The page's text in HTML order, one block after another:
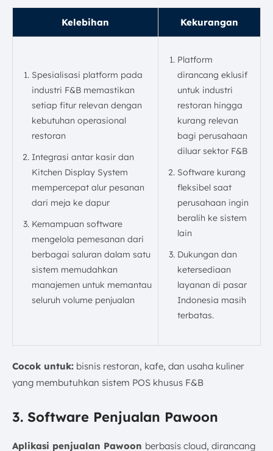
Kelebihan Kekurangan
Spesialisasi platform pada
industri F&B memastikan
setiap fitur relevan dengan
kebutuhan operasional
restoran
Integrasi antar kasir dan
Kitchen Display System
mempercepat alur pesanan
dari meja ke dapur
Kemampuan software
mengelola pemesanan dari
berbagai saluran dalam satu
sistem memudahkan
manajemen untuk memantau
seluruh volume penjualan
Platform
dirancang eklusif
untuk industri
restoran hingga
kurang relevan
bagi perusahaan
diluar sektor F&B
Software kurang
fleksibel saat
perusahaan ingin
beralih ke sistem
lain
Dukungan dan
ketersediaan
layanan di pasar
Indonesia masih
terbatas.
Cocok untuk: bisnis restoran, kafe, dan usaha kuliner
yang membutuhkan sistem POS khusus F&B
3. Software Penjualan Pawoon
Aplikasi penjualan Pawoon berbasis cloud, dirancang